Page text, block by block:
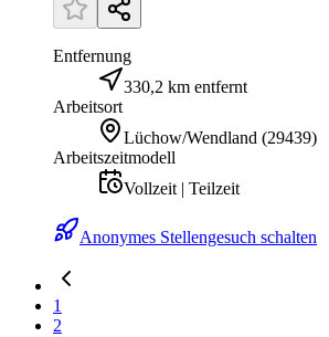
Entfernung
330,2 km entfernt
Arbeitsort
Lüchow/Wendland (29439)
Arbeitszeitmodell
Vollzeit | Teilzeit
Anonymes Stellengesuch schalten
1
2